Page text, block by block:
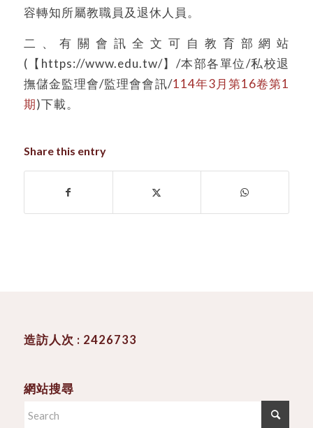
容轉知所屬教職員及退休人員。
二、有關會訊全文可自教育部網站
(【https://www.edu.tw/】/本部各單位/私校退
撫儲金監理會/監理會會訊/114年3月第16卷第1
期)下載。
Share this entry
造訪人次 : 2426733
網站搜尋